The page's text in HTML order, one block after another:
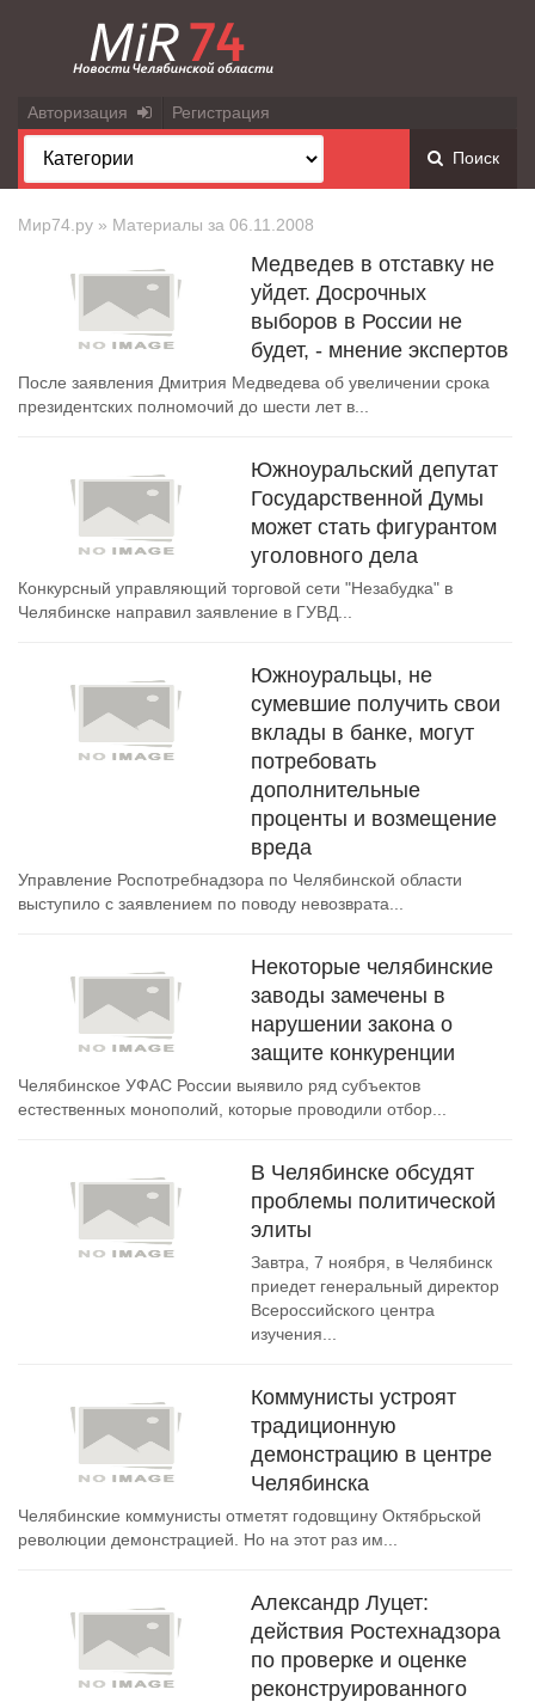
Авторизация Регистрация
Поиск
Мир74.ру » Материалы за 06.11.2008
Медведев в отставку не
уйдет. Досрочных
выборов в России не
будет, - мнение экспертов
После заявления Дмитрия Медведева об увеличении срока
президентских полномочий до шести лет в...
Южноуральский депутат
Государственной Думы
может стать фигурантом
уголовного дела
Конкурсный управляющий торговой сети "Незабудка" в
Челябинске направил заявление в ГУВД...
Южноуральцы, не
сумевшие получить свои
вклады в банке, могут
потребовать
дополнительные
проценты и возмещение
вреда
Управление Роспотребнадзора по Челябинской области
выступило с заявлением по поводу невозврата...
Некоторые челябинские
заводы замечены в
нарушении закона о
защите конкуренции
Челябинское УФАС России выявило ряд субъектов
естественных монополий, которые проводили отбор...
В Челябинске обсудят
проблемы политической
элиты
Завтра, 7 ноября, в Челябинск
приедет генеральный директор
Всероссийского центра
изучения...
Коммунисты устроят
традиционную
демонстрацию в центре
Челябинска
Челябинские коммунисты отметят годовщину Октябрьской
революции демонстрацией. Но на этот раз им...
Александр Луцет:
действия Ростехнадзора
по проверке и оценке
реконструированного